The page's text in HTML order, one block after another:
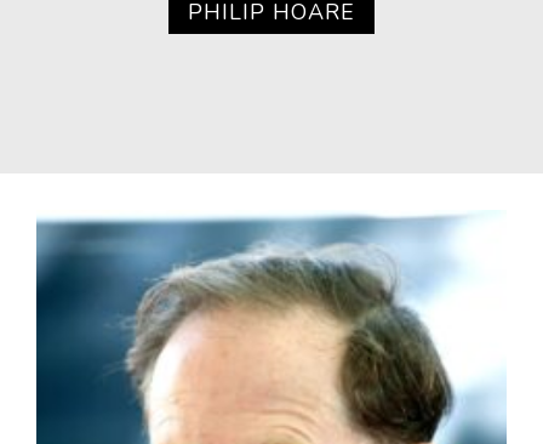
Cultura
Diccionario portátil de la literatura chilena
Documentos
Fragmentos
PHILIP HOARE